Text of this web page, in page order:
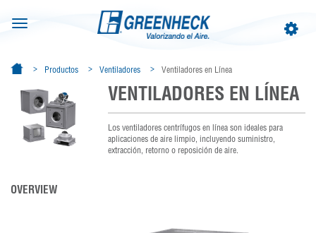
Toggle
Toggle
Productos Ventiladores Ventiladores en Línea
VENTILADORES EN LÍNEA
Los ventiladores centrífugos en línea son ideales para
aplicaciones de aire limpio, incluyendo suministro,
extracción, retorno o reposición de aire.
OVERVIEW